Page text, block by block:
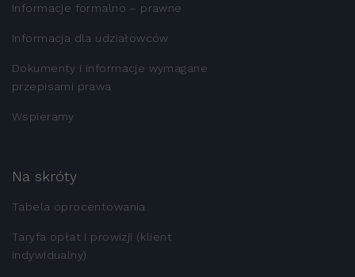
Informacje formalno – prawne
Informacja dla udziałowców
Dokumenty i informacje wymagane
przepisami prawa
Wspieramy
Na skróty
Tabela oprocentowania
Taryfa opłat i prowizji (klient
indywidualny)